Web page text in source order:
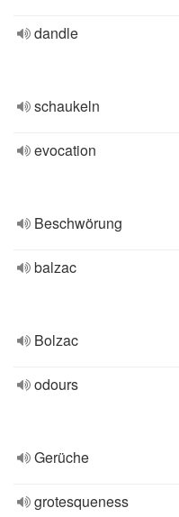
dandle
schaukeln
evocation
Beschwörung
balzac
Bolzac
odours
Gerüche
grotesqueness